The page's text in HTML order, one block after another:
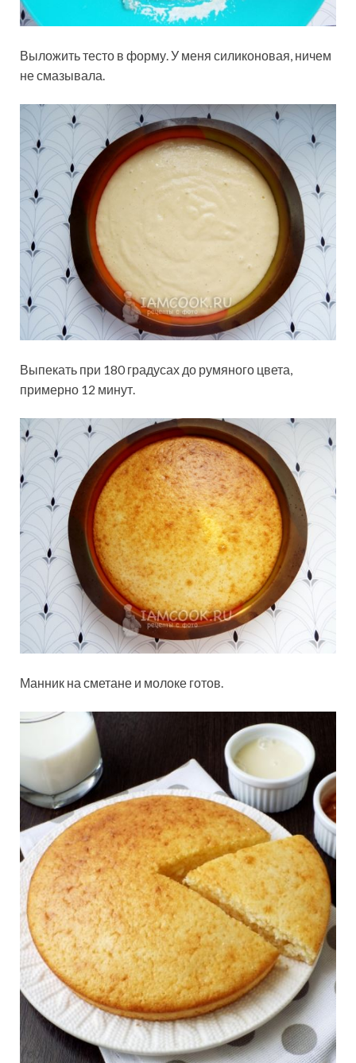
Выложить тесто в форму. У меня силиконовая, ничем
не смазывала.
Выпекать при 180 градусах до румяного цвета,
примерно 12 минут.
Манник на сметане и молоке готов.